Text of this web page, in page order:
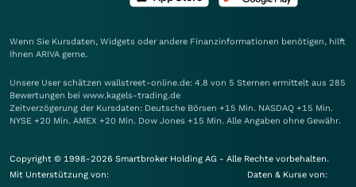
Wenn Sie Kursdaten, Widgets oder andere Finanzinformationen benötigen, hilft
Ihnen ARIVA gerne.
Unsere User schätzen wallstreet-online.de: 4.8 von 5 Sternen ermittelt aus 285
Bewertungen bei www.kagels-trading.de
Zeitverzögerung der Kursdaten: Deutsche Börsen +15 Min. NASDAQ +15 Min.
NYSE +20 Min. AMEX +20 Min. Dow Jones +15 Min. Alle Angaben ohne Gewähr.
Copyright © 1998-2026 Smartbroker Holding AG - Alle Rechte vorbehalten.
Mit Unterstützung von:
Daten & Kurse von: